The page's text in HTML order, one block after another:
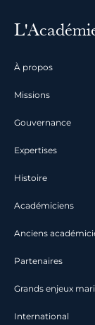
À propos
Missions
Gouvernance
Expertises
Histoire
Académiciens
Anciens
Partenaires
Grands enjeux
International